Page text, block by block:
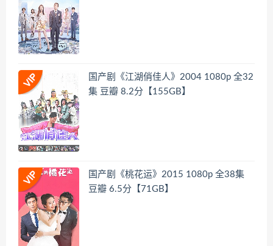
国产剧《江湖俏佳人》2004 1080p 全32
集 豆瓣 8.2分【155GB】
国产剧《桃花运》2015 1080p 全38集
豆瓣 6.5分【71GB】